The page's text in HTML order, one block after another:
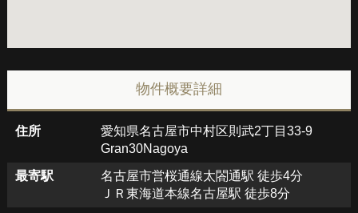
物件概要詳細
住所
愛知県名古屋市中村区則武2丁目33-9
Gran30Nagoya
最寄駅
名古屋市営桜通線太閤通駅 徒歩4分
ＪＲ東海道本線名古屋駅 徒歩8分